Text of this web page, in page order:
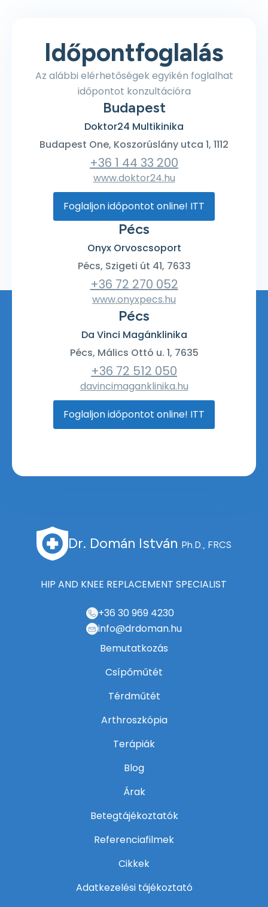
Időpontfoglalás
Az alábbi elérhetőségek egyikén foglalhat
időpontot konzultációra
Budapest
Doktor24 Multikinika
Budapest One, Koszorúslány utca 1, 1112
+36 1 44 33 200
www.doktor24.hu
Foglaljon időpontot online! ITT
Pécs
Onyx Orvoscsoport
Pécs, Szigeti út 41, 7633
+36 72 270 052
www.onyxpecs.hu
Pécs
Da Vinci Magánklinika
Pécs, Málics Ottó u. 1, 7635
+36 72 512 050
davincimaganklinika.hu
Foglaljon időpontot online! ITT
Dr. Domán István Ph.D., FRCS
HIP AND KNEE REPLACEMENT SPECIALIST
+36 30 969 4230
info@drdoman.hu
Bemutatkozás
Csípőműtét
Térdműtét
Arthroszkópia
Terápiák
Blog
Árak
Betegtájékoztatók
Referenciafilmek
Cikkek
Adatkezelési tájékoztató